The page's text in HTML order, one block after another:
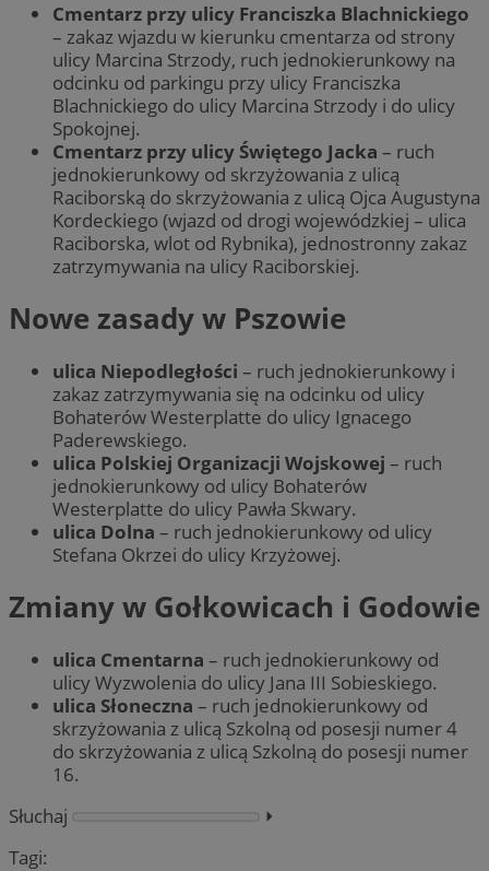
Cmentarz przy ulicy Franciszka Blachnickiego
– zakaz wjazdu w kierunku cmentarza od strony
ulicy Marcina Strzody, ruch jednokierunkowy na
odcinku od parkingu przy ulicy Franciszka
Blachnickiego do ulicy Marcina Strzody i do ulicy
Spokojnej.
Cmentarz przy ulicy Świętego Jacka – ruch
jednokierunkowy od skrzyżowania z ulicą
Raciborską do skrzyżowania z ulicą Ojca Augustyna
Kordeckiego (wjazd od drogi wojewódzkiej – ulica
Raciborska, wlot od Rybnika), jednostronny zakaz
zatrzymywania na ulicy Raciborskiej.
Nowe zasady w Pszowie
ulica Niepodległości – ruch jednokierunkowy i
zakaz zatrzymywania się na odcinku od ulicy
Bohaterów Westerplatte do ulicy Ignacego
Paderewskiego.
ulica Polskiej Organizacji Wojskowej – ruch
jednokierunkowy od ulicy Bohaterów
Westerplatte do ulicy Pawła Skwary.
ulica Dolna – ruch jednokierunkowy od ulicy
Stefana Okrzei do ulicy Krzyżowej.
Zmiany w Gołkowicach i Godowie
ulica Cmentarna – ruch jednokierunkowy od
ulicy Wyzwolenia do ulicy Jana III Sobieskiego.
ulica Słoneczna – ruch jednokierunkowy od
skrzyżowania z ulicą Szkolną od posesji numer 4
do skrzyżowania z ulicą Szkolną do posesji numer
16.
Słuchaj
⏵︎
Tagi: